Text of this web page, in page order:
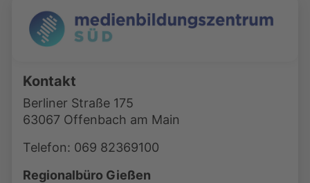
Kontakt
Berliner Straße 175
63067 Offenbach am Main
Telefon: 069 82369100
Regionalbüro Gießen